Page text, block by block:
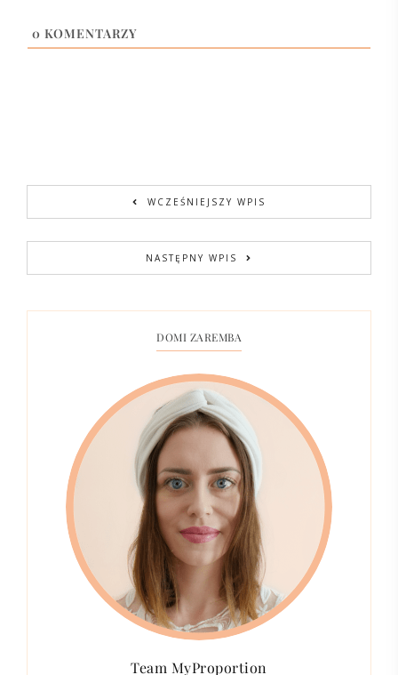
0 KOMENTARZY
WCZEŚNIEJSZY WPIS
NASTĘPNY WPIS
DOMI ZAREMBA
Team MyProportion